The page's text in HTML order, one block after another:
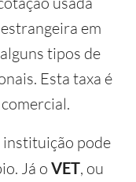
em
tipos de
Esta taxa é
instituição pode
Já o VET, ou